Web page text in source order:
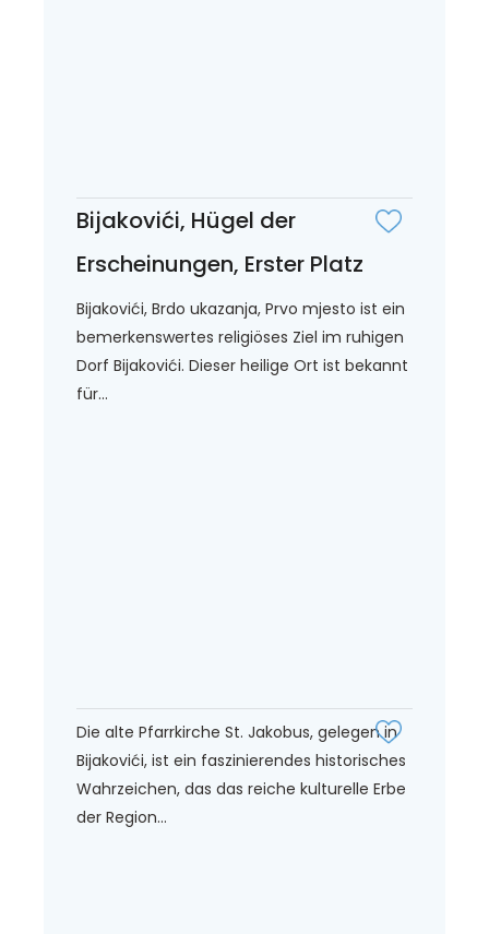
Bijakovići, Hügel der
Erscheinungen, Erster Platz
Bijakovići, Brdo ukazanja, Prvo mjesto ist ein
bemerkenswertes religiöses Ziel im ruhigen
Dorf Bijakovići. Dieser heilige Ort ist bekannt
für...
Die alte Pfarrkirche St. Jakobus, gelegen in
Bijakovići, ist ein faszinierendes historisches
Wahrzeichen, das das reiche kulturelle Erbe
der Region...